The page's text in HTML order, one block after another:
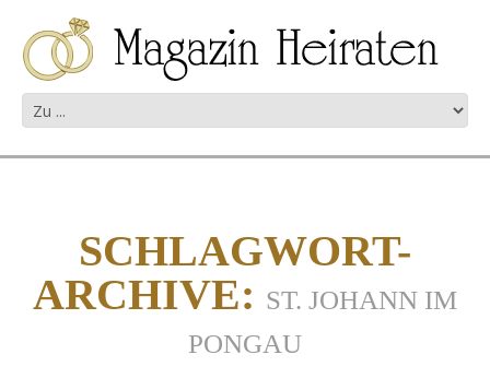
SCHLAGWORT-
ARCHIVE: ST. JOHANN IM
PONGAU